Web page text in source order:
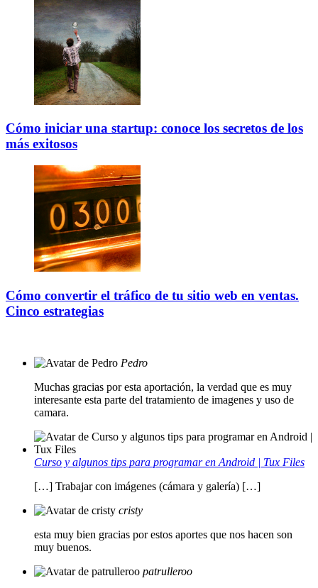
Cómo iniciar una startup: conoce los secretos de los
más exitosos
Cómo convertir el tráfico de tu sitio web en ventas.
Cinco estrategias
Pedro
Muchas gracias por esta aportación, la verdad que es muy
interesante esta parte del tratamiento de imagenes y uso de
camara.
Curso y algunos tips para programar en Android | Tux Files
[…] Trabajar con imágenes (cámara y galería) […]
cristy
esta muy bien gracias por estos aportes que nos hacen son
muy buenos.
patrulleroo